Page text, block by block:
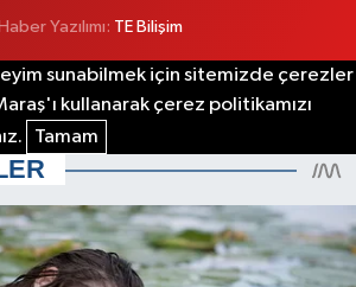
Haber Yazılımı: TE Bilişim
sunabilmek için sitemizde çerezler
kullanarak çerez politikamızı
Tamam